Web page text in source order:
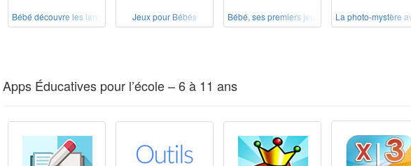
Bébé découvre les langues Jeux pour Bébés Bébé, ses premiers jeux La photo-mystère
Apps Éducatives pour l’école – 6 à 11 ans